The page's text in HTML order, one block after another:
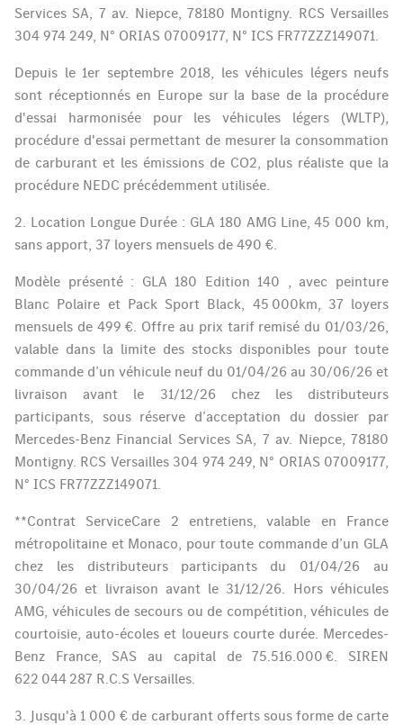
Services SA, 7 av. Niepce, 78180 Montigny. RCS Versailles
304 974 249, N° ORIAS 07009177, N° ICS FR77ZZZ149071.
Depuis le 1er septembre 2018, les véhicules légers neufs
sont réceptionnés en Europe sur la base de la procédure
d'essai harmonisée pour les véhicules légers (WLTP),
procédure d'essai permettant de mesurer la consommation
de carburant et les émissions de CO2, plus réaliste que la
procédure NEDC précédemment utilisée.
2. Location Longue Durée : GLA 180 AMG Line, 45 000 km,
sans apport, 37 loyers mensuels de 490 €.
Modèle présenté : GLA 180 Edition 140 , avec peinture
Blanc Polaire et Pack Sport Black, 45 000km, 37 loyers
mensuels de 499 €. Offre au prix tarif remisé du 01/03/26,
valable dans la limite des stocks disponibles pour toute
commande d’un véhicule neuf du 01/04/26 au 30/06/26 et
livraison avant le 31/12/26 chez les distributeurs
participants, sous réserve d’acceptation du dossier par
Mercedes-Benz Financial Services SA, 7 av. Niepce, 78180
Montigny. RCS Versailles 304 974 249, N° ORIAS 07009177,
N° ICS FR77ZZZ149071.
**Contrat ServiceCare 2 entretiens, valable en France
métropolitaine et Monaco, pour toute commande d’un GLA
chez les distributeurs participants du 01/04/26 au
30/04/26 et livraison avant le 31/12/26. Hors véhicules
AMG, véhicules de secours ou de compétition, véhicules de
courtoisie, auto-écoles et loueurs courte durée. Mercedes-
Benz France, SAS au capital de 75.516.000 €. SIREN
622 044 287 R.C.S Versailles.
3. Jusqu'à 1 000 € de carburant offerts sous forme de carte